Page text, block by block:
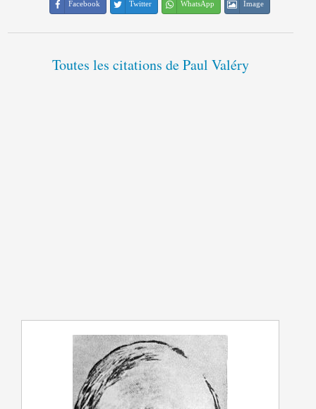
Facebook Twitter WhatsApp Image
Toutes les citations de Paul Valéry